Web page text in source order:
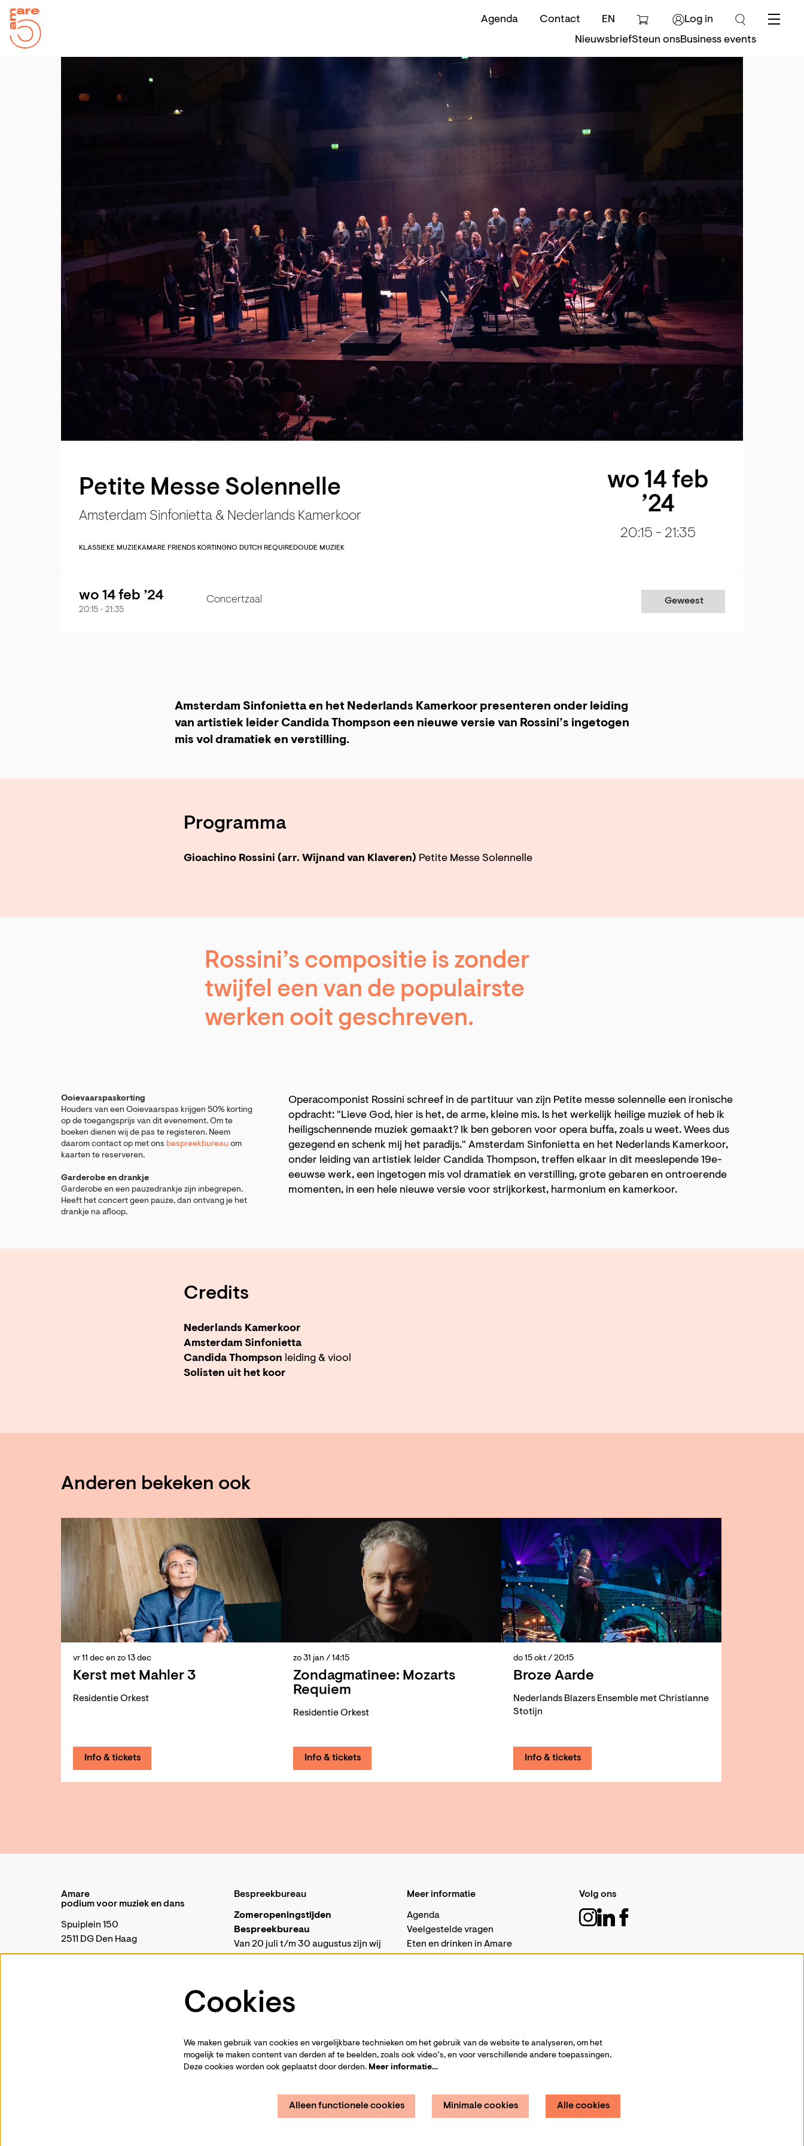
Agenda Contact EN
Log in
NieuwsbriefSteun onsBusiness events
Petite Messe Solennelle
Amsterdam Sinfonietta & Nederlands Kamerkoor
KLASSIEKE MUZIEKAMARE FRIENDS KORTINGNO DUTCH REQUIREDOUDE MUZIEK
wo 14 feb
’24
20:15 - 21:35
wo 14 feb ’24
20:15 - 21:35
Concertzaal Geweest
Amsterdam Sinfonietta en het Nederlands Kamerkoor presenteren onder leiding
van artistiek leider Candida Thompson een nieuwe versie van Rossini’s ingetogen
mis vol dramatiek en verstilling.
Programma
Gioachino Rossini (arr. Wijnand van Klaveren) Petite Messe Solennelle
Rossini’s compositie is zonder
twijfel een van de populairste
werken ooit geschreven.
Operacomponist Rossini schreef in de partituur van zijn Petite messe solennelle een ironische
opdracht: "Lieve God, hier is het, de arme, kleine mis. Is het werkelijk heilige muziek of heb ik
heiligschennende muziek gemaakt? Ik ben geboren voor opera buffa, zoals u weet. Wees dus
gezegend en schenk mij het paradijs." Amsterdam Sinfonietta en het Nederlands Kamerkoor,
onder leiding van artistiek leider Candida Thompson, treffen elkaar in dit meeslepende 19e-
eeuwse werk, een ingetogen mis vol dramatiek en verstilling, grote gebaren en ontroerende
momenten, in een hele nieuwe versie voor strijkorkest, harmonium en kamerkoor.
Ooievaarspaskorting
Houders van een Ooievaarspas krijgen 50% korting
op de toegangsprijs van dit evenement. Om te
boeken dienen wij de pas te registeren. Neem
daarom contact op met ons bespreekbureau om
kaarten te reserveren.
Garderobe en drankje
Garderobe en een pauzedrankje zijn inbegrepen.
Heeft het concert geen pauze, dan ontvang je het
drankje na afloop.
Credits
Nederlands Kamerkoor
Amsterdam Sinfonietta
Candida Thompson leiding & viool
Solisten uit het koor
Anderen bekeken ook
Kerst met Mahler 3
Residentie Orkest
vr 11 dec en zo 13 dec
Info & tickets
Zondagmatinee: Mozarts
Requiem
Residentie Orkest
zo 31 jan / 14:15
Info & tickets
Broze Aarde
Nederlands Blazers Ensemble met Christianne
Stotijn
do 15 okt / 20:15
Info & tickets
Amare
podium voor muziek en dans
Spuiplein 150
2511 DG Den Haag
communicatie@amare.nl
events@amare.nl
brasserie@amare.nl
Bespreekbureau
Zomeropeningstijden
Bespreekbureau
Van 20 juli t/m 30 augustus zijn wij
geopend van 10 tot 18 uur.
Vanaf dinsdag 1 september zijn wij
weer geopend volgensonze reguliere
openingstijden
Meer informatie
Agenda
Veelgestelde vragen
Eten en drinken in Amare
Privacystatement
Pers
Volg ons
Cookies
We maken gebruik van cookies en vergelijkbare technieken om het gebruik van de website te analyseren, om het
mogelijk te maken content van derden af te beelden, zoals ook video’s, en voor verschillende andere toepassingen.
Deze cookies worden ook geplaatst door derden. Meer informatie…
Alleen functionele cookies Minimale cookies Alle cookies